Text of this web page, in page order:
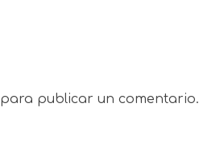
para publicar un comentario.